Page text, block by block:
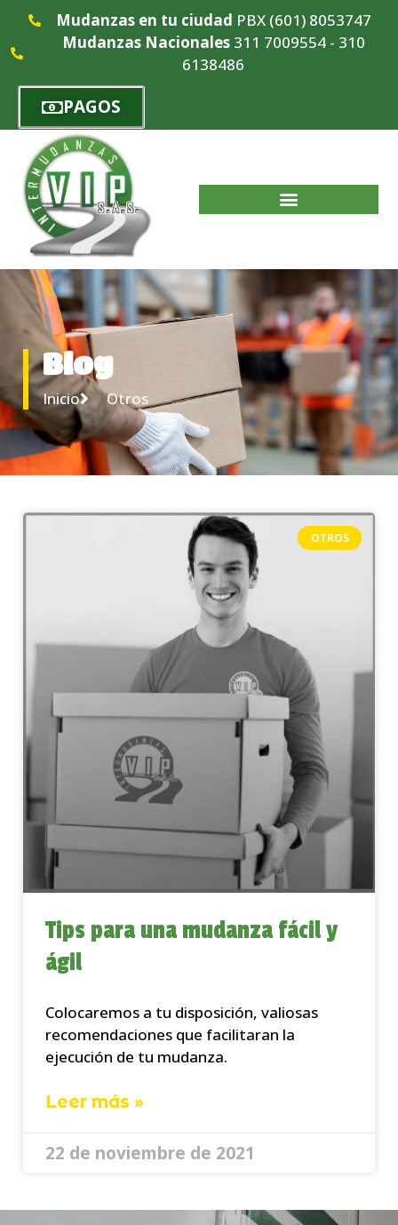
Mudanzas en tu ciudad PBX (601) 8053747
Mudanzas Nacionales311 7009554 - 310
6138486
PAGOS
Blog
Inicio Otros
OTROS
Tips para una mudanza fácil y
ágil
Colocaremos a tu disposición, valiosas
recomendaciones que facilitaran la
ejecución de tu mudanza.
Leer más »
22 de noviembre de 2021